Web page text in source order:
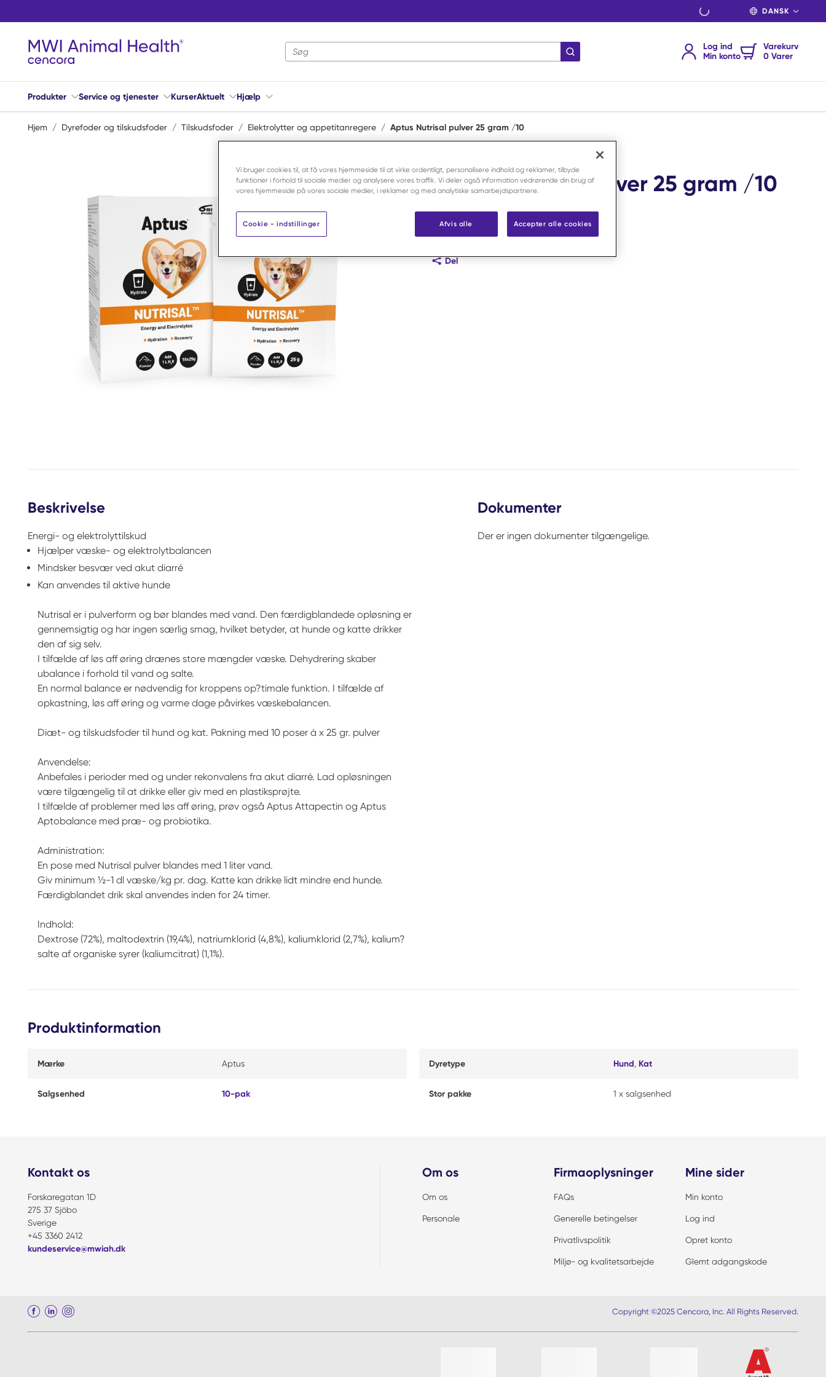
SPROG
Webstedssøgning
indsend søgning
Log ind
Min konto
Varekurv
0 Varer
Produkter Service og tjenester KurserAktuelt Hjælp
Hjem / Dyrefoder og tilskudsfoder / Tilskudsfoder / Elektrolytter og appetitanregere / Aptus Nutrisal pulver 25 gram /10
Aptus
Aptus Nutrisal pulver 25 gram /10
Del
Beskrivelse
Energi- og elektrolyttilskud
Hjælper væske- og elektrolytbalancen
Mindsker besvær ved akut diarré
Kan anvendes til aktive hunde
Nutrisal er i pulverform og bør blandes med vand. Den færdigblandede opløsning er
gennemsigtig og har ingen særlig smag, hvilket betyder, at hunde og katte drikker
den af sig selv.
I tilfælde af løs aff øring drænes store mængder væske. Dehydrering skaber
ubalance i forhold til vand og salte.
En normal balance er nødvendig for kroppens op?timale funktion. I tilfælde af
opkastning, løs aff øring og varme dage påvirkes væskebalancen.
Diæt- og tilskudsfoder til hund og kat. Pakning med 10 poser á x 25 gr. pulver
Anvendelse:
Anbefales i perioder med og under rekonvalens fra akut diarré. Lad opløsningen
være tilgængelig til at drikke eller giv med en plastiksprøjte.
I tilfælde af problemer med løs aff øring, prøv også Aptus Attapectin og Aptus
Aptobalance med præ- og probiotika.
Administration:
En pose med Nutrisal pulver blandes med 1 liter vand.
Giv minimum ½-1 dl væske/kg pr. dag. Katte kan drikke lidt mindre end hunde.
Færdigblandet drik skal anvendes inden for 24 timer.
Indhold:
Dextrose (72%), maltodextrin (19,4%), natriumklorid (4,8%), kaliumklorid (2,7%), kalium?
salte af organiske syrer (kaliumcitrat) (1,1%).
Dokumenter
Der er ingen dokumenter tilgængelige.
Produktinformation
Mærke Aptus Dyretype Hund Kat
Salgsenhed 10-pak Stor pakke 1 x salgsenhed
Kontakt os
Forskaregatan 1D
275 37 Sjöbo
Sverige
+45 3360 2412
kundeservice@mwiah.dk
Om os
Om os
Personale
Firmaoplysninger
FAQs
Generelle betingelser
Privatlivspolitik
Miljø- og kvalitetsarbejde
Mine sider
Min konto
Log ind
Opret konto
Glemt adgangskode
Copyright ©2025 Cencora, Inc. All Rights Reserved.
Vi bruger cookies til, at få vores hjemmeside til at virke ordentligt, personalisere indhold og reklamer, tilbyde
funktioner i forhold til sociale medier og analysere vores traffik. Vi deler også information vedrørende din brug af
vores hjemmeside på vores sociale medier, i reklamer og med analytiske samarbejdspartnere.
Afvis alle Accepter alle cookies
Cookie - indstillinger